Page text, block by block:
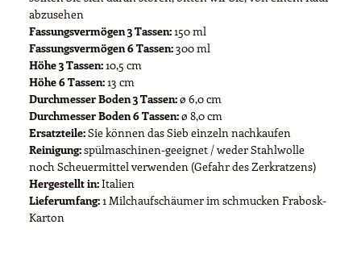
abzusehen
Fassungsvermögen 3 Tassen:150 ml
Fassungsvermögen 6 Tassen:300 ml
Höhe 3 Tassen:10,5 cm
Höhe 6 Tassen:13 cm
Durchmesser Boden 3 Tassen:ø 6,0 cm
Durchmesser Boden 6 Tassen:ø 8,0 cm
Ersatzteile:Sie können das Sieb einzeln nachkaufen
Reinigung:spülmaschinen-geeignet / weder Stahlwolle
noch Scheuermittel verwenden (Gefahr des Zerkratzens)
Hergestellt in:Italien
Lieferumfang:1 Milchaufschäumer im schmucken Frabosk-
Karton